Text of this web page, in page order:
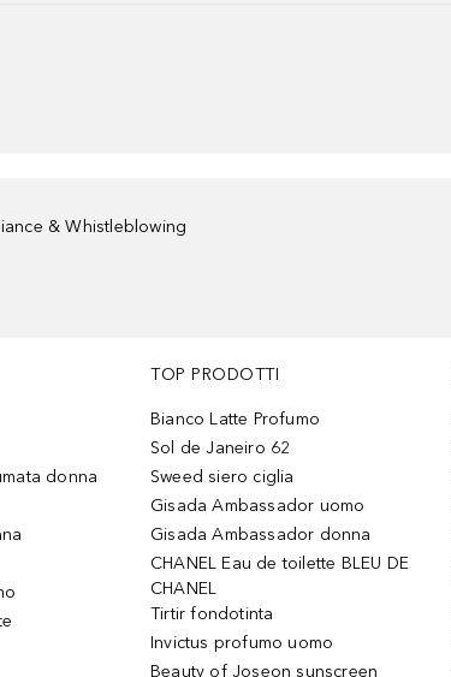
& Whistleblowing
donna
TOP PRODOTTI
Bianco Latte Profumo
Sol de Janeiro 62
Sweed siero ciglia
Gisada Ambassador uomo
Gisada Ambassador donna
CHANEL Eau de toilette BLEU DE
CHANEL
Tirtir fondotinta
Invictus profumo uomo
Beauty of Joseon sunscreen